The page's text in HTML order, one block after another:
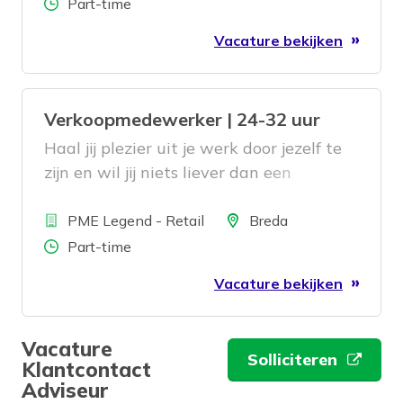
Vacature bekijken
Verkoopmedewerker | 24-32 uur
Haal jij plezier uit je werk door jezelf te
zijn en wil jij niets liever dan een
gezicht de winkel uit zien gaan? Dan
zoeken wij jou!
BedrijfPME Legend - Retail LocatieBreda
Aantal uren
Part-time
Vacature bekijken
Vacature
Klantcontact
Adviseur
Solliciteren